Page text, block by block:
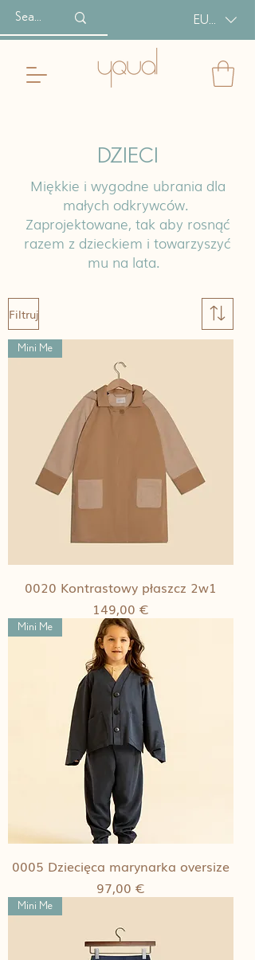
EUR (€)
DZIECI
Miękkie i wygodne ubrania dla
małych odkrywców.
Zaprojektowane, tak aby rosnąć
razem z dzieckiem i towarzyszyć
mu na lata.
Filtruj
Mini Me
0020 Kontrastowy płaszcz 2w1
Cena
149,00 €
Mini Me
0005 Dziecięca marynarka oversize
Cena
97,00 €
Mini Me